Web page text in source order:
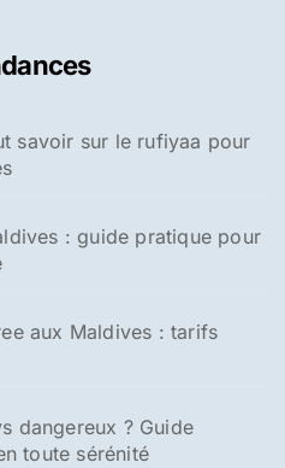
savoir sur le rufiyaa pour
: guide pratique pour
aux Maldives : tarifs
dangereux ? Guide
toute sérénité